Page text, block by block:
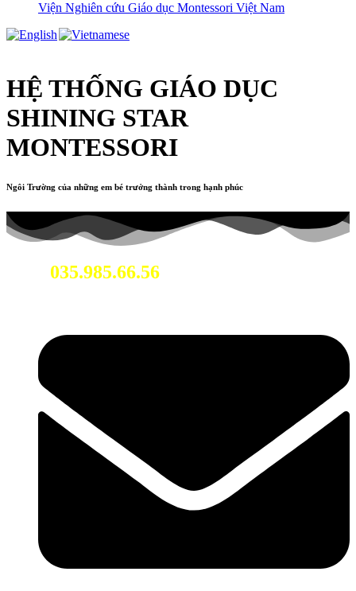
Viện Nghiên cứu Giáo dục Montessori Việt Nam
HỆ THỐNG GIÁO DỤC
SHINING STAR
MONTESSORI
Ngôi Trường của những em bé trưởng thành trong hạnh phúc
035.985.66.56